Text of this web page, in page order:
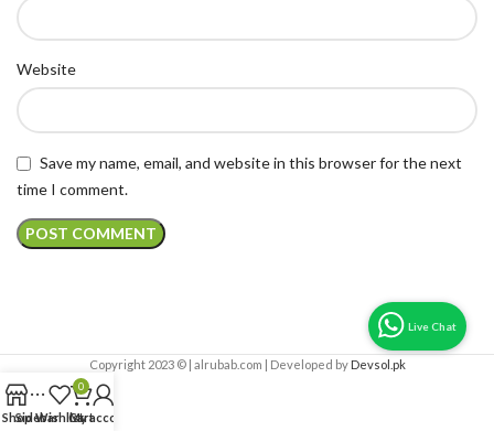
Website
Save my name, email, and website in this browser for the next
time I comment.
Copyright 2023 © | alrubab.com | Developed by Devsol.pk
ShopSidebar
Wishlist
0
Cart
My account